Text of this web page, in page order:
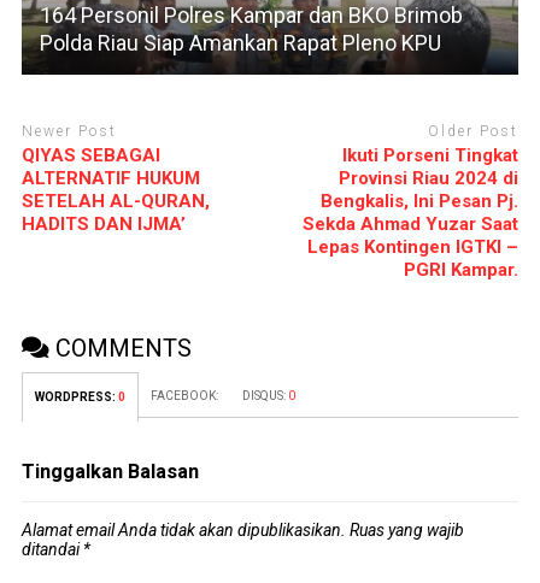
164 Personil Polres Kampar dan BKO Brimob
Polda Riau Siap Amankan Rapat Pleno KPU
Newer Post
QIYAS SEBAGAI
ALTERNATIF HUKUM
SETELAH AL-QURAN,
HADITS DAN IJMA’
Older Post
Ikuti Porseni Tingkat
Provinsi Riau 2024 di
Bengkalis, Ini Pesan Pj.
Sekda Ahmad Yuzar Saat
Lepas Kontingen IGTKI –
PGRI Kampar.
COMMENTS
WORDPRESS: 0 FACEBOOK: DISQUS: 0
Tinggalkan Balasan
Alamat email Anda tidak akan dipublikasikan. Ruas yang wajib
ditandai*